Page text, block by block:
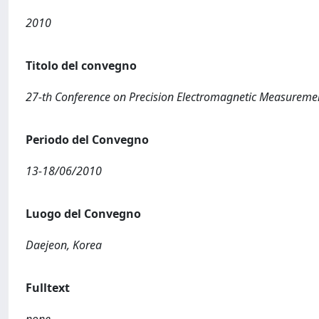
2010
Titolo del convegno
27-th Conference on Precision Electromagnetic
Periodo del Convegno
13-18/06/2010
Luogo del Convegno
Daejeon, Korea
Fulltext